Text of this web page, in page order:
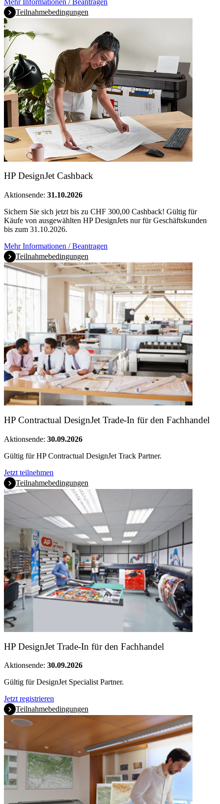
Mehr Informationen / Beantragen
Teilnahmebedingungen
HP DesignJet Cashback
Aktionsende: 31.10.2026
Sichern Sie sich jetzt bis zu CHF 300,00 Cashback! Gültig für
Käufe von ausgewählten HP DesignJets nur für Geschäftskunden
bis zum 31.10.2026.
Mehr Informationen / Beantragen
Teilnahmebedingungen
HP Contractual DesignJet Trade-In für den Fachhandel
Aktionsende: 30.09.2026
Gültig für HP Contractual DesignJet Track Partner.
Jetzt teilnehmen
Teilnahmebedingungen
HP DesignJet Trade-In für den Fachhandel
Aktionsende: 30.09.2026
Gültig für DesignJet Specialist Partner.
Jetzt registrieren
Teilnahmebedingungen